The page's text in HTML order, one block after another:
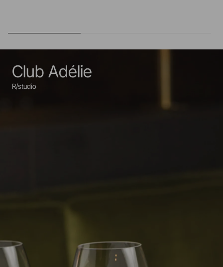
Club Adélie
R/studio